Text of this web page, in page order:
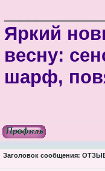
Яркий
весну:
шарф,
Заголовок сообщения: